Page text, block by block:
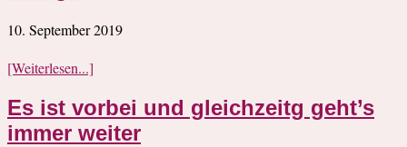
10. September 2019
[Weiterlesen...]
Es ist vorbei und gleichzeitg geht’s
immer weiter